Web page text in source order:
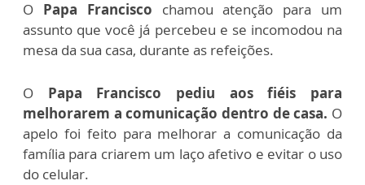
O Papa Francisco chamou atenção para um
assunto que você já percebeu e se incomodou na
mesa da sua casa, durante as refeições.
O Papa Francisco pediu aos fiéis para
melhorarem a comunicação dentro de casa. O
apelo foi feito para melhorar a comunicação da
família para criarem um laço afetivo e evitar o uso
do celular.